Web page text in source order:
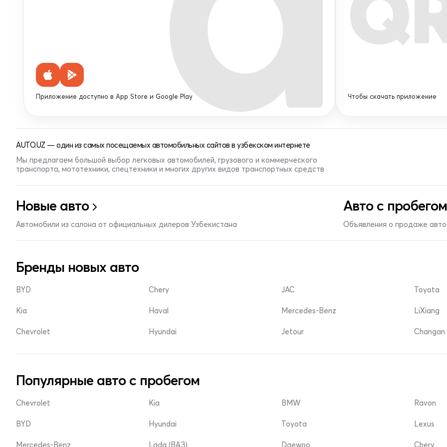
Приложение доступно в App Store и Google Play Чтобы скачать приложение
AUTO.UZ — один из самых посещаемых автомобильных сайтов в узбекском интернете
Мы предлагаем большой выбор легковых автомобилей, грузового и коммерческого
транспорта, мототехники, спецтехники и многих других видов транспортных средств
Новые авто
Автомобили из салона от официальных дилеров Узбекистана
Авто с пробегом
Объявления о продаже
Бренды новых авто
BYD
Kia
Chevrolet
Chery
Haval
Hyundai
JAC
Mercedes-Benz
Jetour
Toyota
LiXiang
Популярные авто с пробегом
Chevrolet
BYD
Mercedes-Benz
Kia
Hyundai
Lada (ВАЗ)
BMW
Toyota
Daewoo
Ravon
Lexus
Chery